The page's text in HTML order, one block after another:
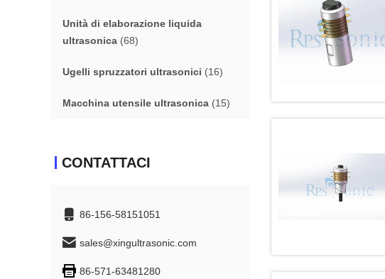
Unità di elaborazione liquida
ultrasonica (68)
Ugelli spruzzatori ultrasonici (16)
Macchina utensile ultrasonica (15)
CONTATTACI
86-156-58151051
sales@xingultrasonic.com
86-571-63481280